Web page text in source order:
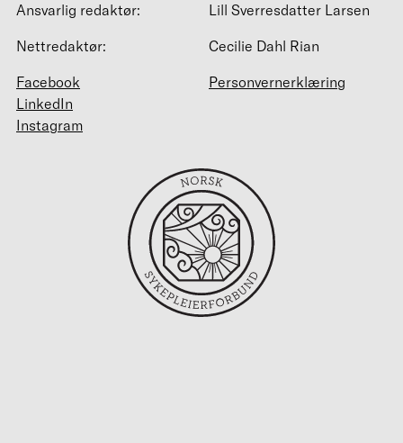
Ansvarlig redaktør:
Lill Sverresdatter Larsen
Nettredaktør:
Cecilie Dahl Rian
Facebook
LinkedIn
Instagram
Personvernerklæring